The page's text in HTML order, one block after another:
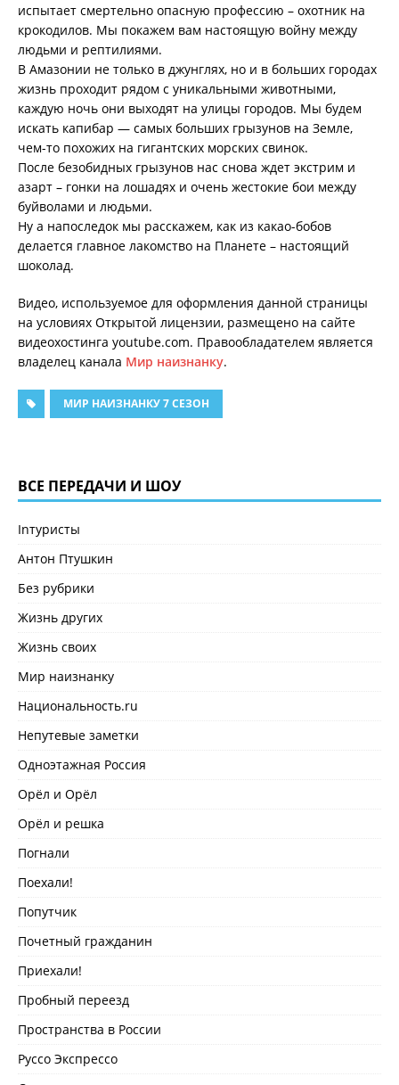
испытает смертельно опасную профессию – охотник на
крокодилов. Мы покажем вам настоящую войну между
людьми и рептилиями.
В Амазонии не только в джунглях, но и в больших городах
жизнь проходит рядом с уникальными животными,
каждую ночь они выходят на улицы городов. Мы будем
искать капибар — самых больших грызунов на Земле,
чем-то похожих на гигантских морских свинок.
После безобидных грызунов нас снова ждет экстрим и
азарт – гонки на лошадях и очень жестокие бои между
буйволами и людьми.
Ну а напоследок мы расскажем, как из какао-бобов
делается главное лакомство на Планете – настоящий
шоколад.
Видео, используемое для оформления данной страницы
на условиях Открытой лицензии, размещено на сайте
видеохостинга youtube.com. Правообладателем является
владелец канала Мир наизнанку.
МИР НАИЗНАНКУ 7 СЕЗОН
ВСЕ ПЕРЕДАЧИ И ШОУ
Inтуристы
Антон Птушкин
Без рубрики
Жизнь других
Жизнь своих
Мир наизнанку
Национальность.ru
Непутевые заметки
Одноэтажная Россия
Орёл и Орёл
Орёл и решка
Погнали
Поехали!
Попутчик
Почетный гражданин
Приехали!
Пробный переезд
Пространства в России
Руссо Экспрессо